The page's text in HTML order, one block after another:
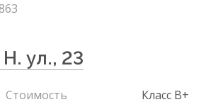
ул., 23
Стоимость
Класс B+